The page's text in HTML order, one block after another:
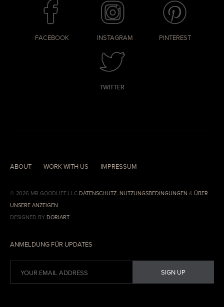
FACEBOOK INSTAGRAM PINTEREST
TWITTER
ABOUT WORK WITH US IMPRESSUM
© 2026 MR.GOODLIFE LLC DATENSCHUTZ, NUTZUNGSBEDINGUNGEN & ÜBER
UNSERE ANZEIGEN
DESIGNED BY DORIART
ANMELDUNG FÜR UPDATES